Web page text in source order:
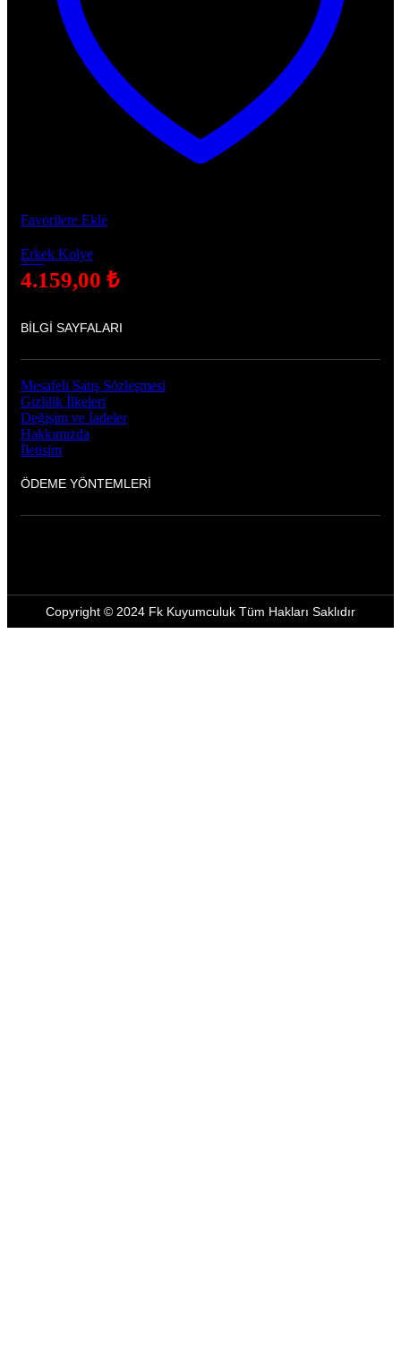
Favorilere Ekle
Erkek Kolye
4.159,00 ₺
BILGI SAYFALARI
Mesafeli Satış Sözleşmesi
Gizlilik İlkeleri
Değişim ve İadeler
Hakkımızda
İletişim
ÖDEME YÖNTEMLERI
Copyright © 2024 Fk Kuyumculuk Tüm Hakları Saklıdır